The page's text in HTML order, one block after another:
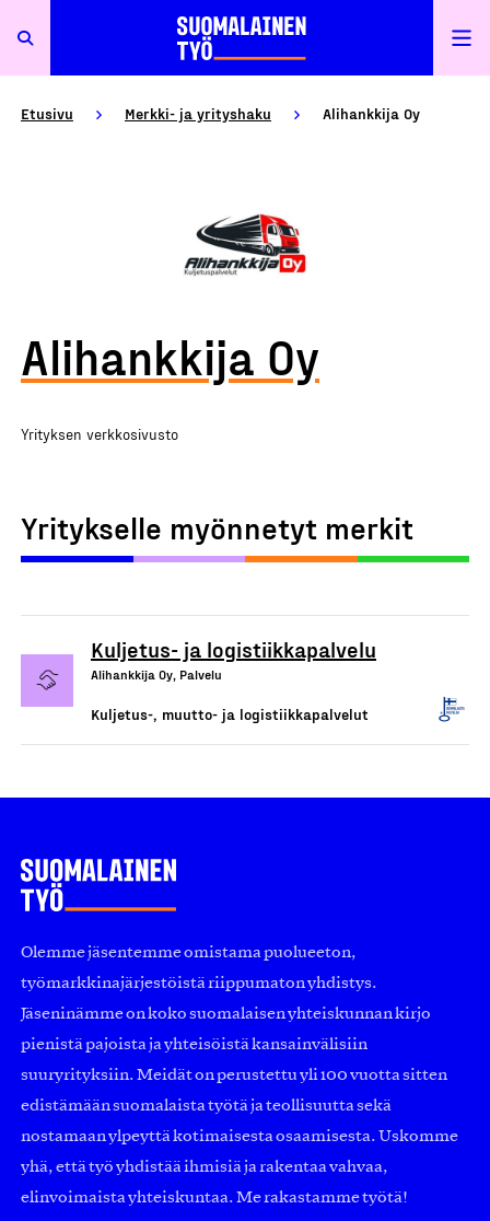
Etusivu Merkki- ja yrityshaku Alihankkija Oy
Alihankkija Oy
Yrityksen verkkosivusto
Yritykselle myönnetyt merkit
Kuljetus- ja logistiikkapalvelu
Alihankkija Oy, Palvelu
Kuljetus-, muutto- ja logistiikkapalvelut
Olemme jäsentemme omistama puolueeton,
työmarkkinajärjestöistä riippumaton yhdistys.
Jäseninämme on koko suomalaisen yhteiskunnan kirjo
pienistä pajoista ja yhteisöistä kansainvälisiin
suuryrityksiin. Meidät on perustettu yli 100 vuotta sitten
edistämään suomalaista työtä ja teollisuutta sekä
nostamaan ylpeyttä kotimaisesta osaamisesta. Uskomme
yhä, että työ yhdistää ihmisiä ja rakentaa vahvaa,
elinvoimaista yhteiskuntaa. Me rakastamme työtä!